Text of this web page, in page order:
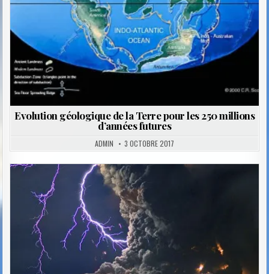
Evolution géologique de la Terre pour les 250 millions
d’années futures
ADMIN 3 OCTOBRE 2017
Posted